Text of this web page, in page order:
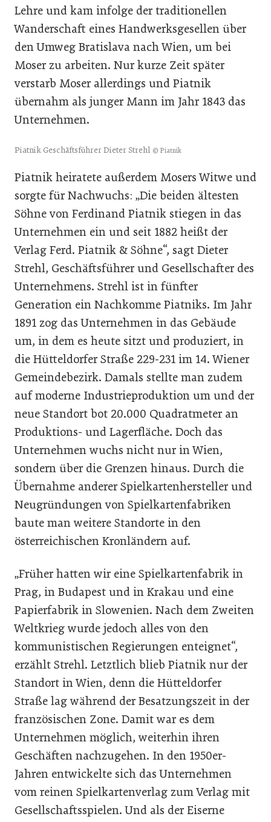
Lehre und kam infolge der traditionellen
Wanderschaft eines Handwerksgesellen über
den Umweg Bratislava nach Wien, um bei
Moser zu arbeiten. Nur kurze Zeit später
verstarb Moser allerdings und Piatnik
übernahm als junger Mann im Jahr 1843 das
Unternehmen.
Piatnik Geschäftsführer Dieter Strehl © Piatnik
Piatnik heiratete außerdem Mosers Witwe und
sorgte für Nachwuchs: „Die beiden ältesten
Söhne von Ferdinand Piatnik stiegen in das
Unternehmen ein und seit 1882 heißt der
Verlag Ferd. Piatnik & Söhne“, sagt Dieter
Strehl, Geschäftsführer und Gesellschafter des
Unternehmens. Strehl ist in fünfter
Generation ein Nachkomme Piatniks. Im Jahr
1891 zog das Unternehmen in das Gebäude
um, in dem es heute sitzt und produziert, in
die Hütteldorfer Straße 229-231 im 14. Wiener
Gemeindebezirk. Damals stellte man zudem
auf moderne Industrieproduktion um und der
neue Standort bot 20.000 Quadratmeter an
Produktions- und Lagerfläche. Doch das
Unternehmen wuchs nicht nur in Wien,
sondern über die Grenzen hinaus. Durch die
Übernahme anderer Spielkartenhersteller und
Neugründungen von Spielkartenfabriken
baute man weitere Standorte in den
österreichischen Kronländern auf.
„Früher hatten wir eine Spielkartenfabrik in
Prag, in Budapest und in Krakau und eine
Papierfabrik in Slowenien. Nach dem Zweiten
Weltkrieg wurde jedoch alles von den
kommunistischen Regierungen enteignet“,
erzählt Strehl. Letztlich blieb Piatnik nur der
Standort in Wien, denn die Hütteldorfer
Straße lag während der Besatzungszeit in der
französischen Zone. Damit war es dem
Unternehmen möglich, weiterhin ihren
Geschäften nachzugehen. In den 1950er-
Jahren entwickelte sich das Unternehmen
vom reinen Spielkartenverlag zum Verlag mit
Gesellschaftsspielen. Und als der Eiserne